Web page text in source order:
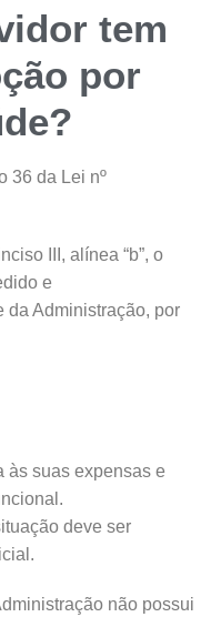
tem
por
36 da Lei nº
III, alínea “b”, o
e
da Administração, por
às suas expensas e
deve ser
não possui